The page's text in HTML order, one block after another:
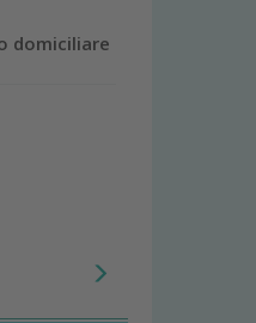
domiciliare